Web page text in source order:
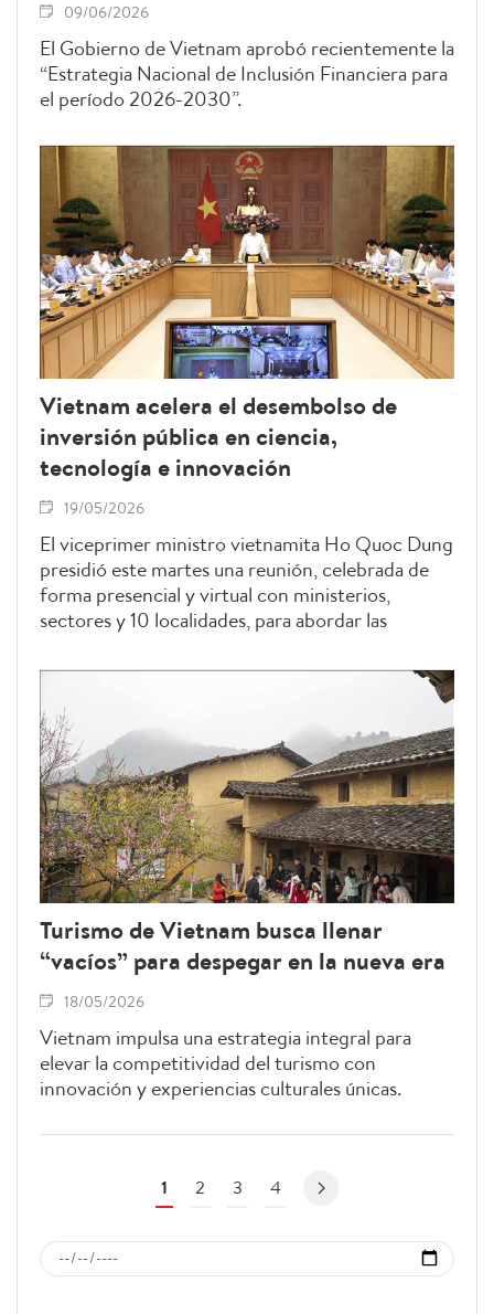
09/06/2026
El Gobierno de Vietnam aprobó recientemente la
“Estrategia Nacional de Inclusión Financiera para
el período 2026-2030”.
Vietnam acelera el desembolso de
inversión pública en ciencia,
tecnología e innovación
19/05/2026
El viceprimer ministro vietnamita Ho Quoc Dung
presidió este martes una reunión, celebrada de
forma presencial y virtual con ministerios,
sectores y 10 localidades, para abordar las
de la inversión pública en 2026 en los ámbitos de
ciencia, tecnología, innovación y transformación
digital.
Turismo de Vietnam busca llenar
“vacíos” para despegar en la nueva era
18/05/2026
Vietnam impulsa una estrategia integral para
elevar la competitividad del turismo con
innovación y experiencias culturales únicas.
1 2 3 4